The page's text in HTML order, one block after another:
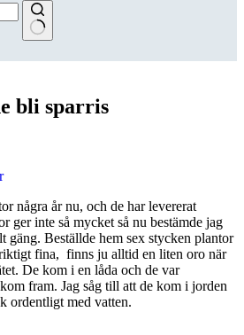
bli sparris
några år nu, och de har levererat
ger inte så mycket så nu bestämde jag
gäng. Beställde hem sex stycken plantor
fina, finns ju alltid en liten oro när
De kom i en låda och de var
fram. Jag såg till att de kom i jorden
ordentligt med vatten.